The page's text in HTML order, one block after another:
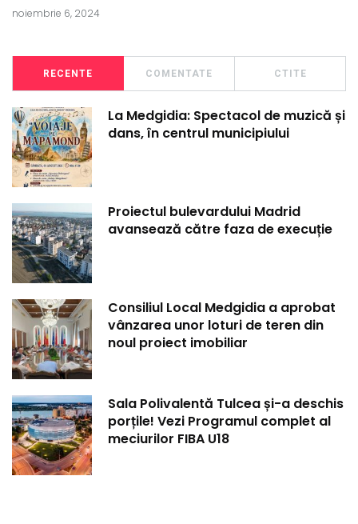
noiembrie 6, 2024
RECENTE COMENTATE CTITE
La Medgidia: Spectacol de muzică și
dans, în centrul municipiului
Proiectul bulevardului Madrid
avansează către faza de execuție
Consiliul Local Medgidia a aprobat
vânzarea unor loturi de teren din
noul proiect imobiliar
Sala Polivalentă Tulcea și-a deschis
porțile! Vezi Programul complet al
meciurilor FIBA U18